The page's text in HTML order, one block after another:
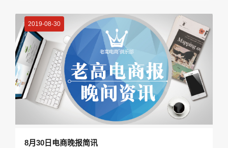
2019-08-30
8月30日电商晚报简讯